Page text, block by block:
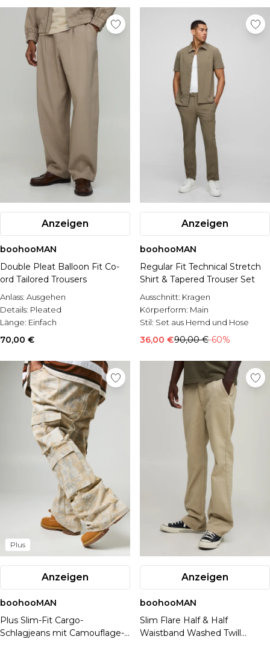
Anzeigen
boohooMAN
Double Pleat Balloon Fit Co-
ord Tailored Trousers
Anlass: Ausgehen
Details: Pleated
Länge: Einfach
70,00 €
Anzeigen
boohooMAN
Regular Fit Technical Stretch
Shirt & Tapered Trouser Set
Ausschnitt: Kragen
Körperform: Main
Stil: Set aus Hemd und Hose
36,00 €90,00 €-60%
Plus
Anzeigen
boohooMAN
Plus Slim-Fit Cargo-
Schlagjeans mit Camouflage-
Anzeigen
boohooMAN
Slim Flare Half & Half
Waistband Washed Twill